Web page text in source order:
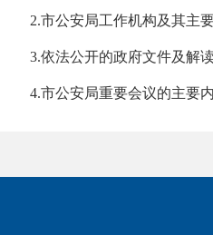
2.市公安局工作机构及其主
3.依法公开的政府文件及解读
4.市公安局重要会议的主要内